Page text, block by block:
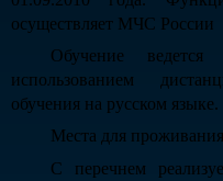
осуществляет МЧС России
Обучение
использованием
обучения на русском языке.
Места для
С перечнем